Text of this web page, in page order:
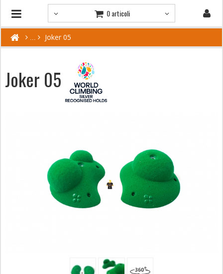
0 articoli
Joker 05
Joker 05